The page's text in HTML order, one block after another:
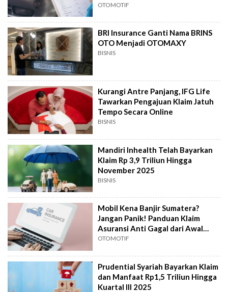
OTOMOTIF
BRI Insurance Ganti Nama BRINS
OTO Menjadi OTOMAXY
BISNIS
Kurangi Antre Panjang, IFG Life
Tawarkan Pengajuan Klaim Jatuh
Tempo Secara Online
BISNIS
Mandiri Inhealth Telah Bayarkan
Klaim Rp 3,9 Triliun Hingga
November 2025
BISNIS
Mobil Kena Banjir Sumatera?
Jangan Panik! Panduan Klaim
Asuransi Anti Gagal dari Awal
Sampai Bengkel
OTOMOTIF
Prudential Syariah Bayarkan Klaim
dan Manfaat Rp1,5 Triliun Hingga
Kuartal III 2025